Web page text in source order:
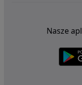
Nasze